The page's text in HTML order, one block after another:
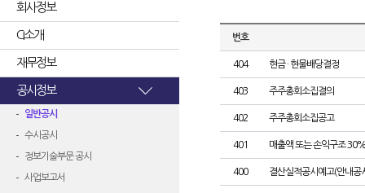
회사정보
CI소개
재무정보
공시정보
일반공시
수시공시
정보기술부문 공시
사업보고서
번호
404 현금 · 현물배당결정
403 주주총회소집결의
402 주주총회소집공고
401 매출액 또는 손익구조
400 결산실적공시예고(안내공